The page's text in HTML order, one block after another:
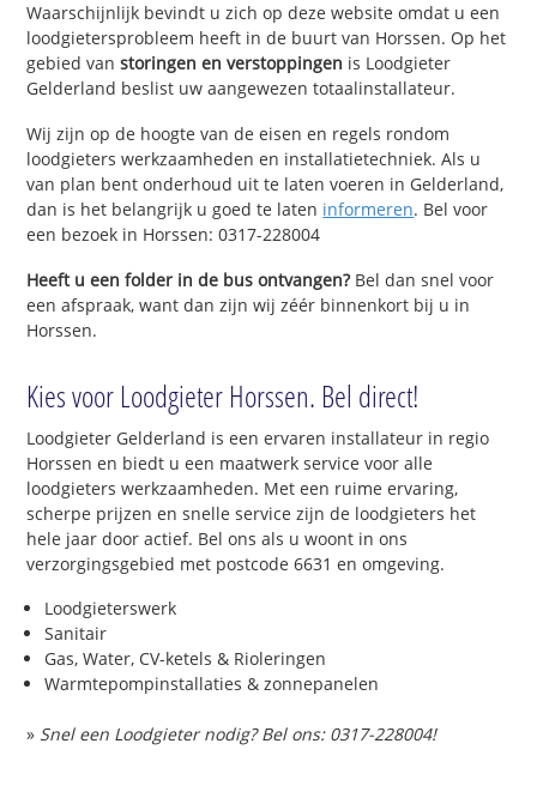
Waarschijnlijk bevindt u zich op deze website omdat u een
loodgietersprobleem heeft in de buurt van Horssen. Op het
gebied vanstoringen en verstoppingen is Loodgieter
Gelderland beslist uw aangewezen totaalinstallateur.
Wij zijn op de hoogte van de eisen en regels rondom
loodgieters werkzaamheden en installatietechniek. Als u
van plan bent onderhoud uit te laten voeren in Gelderland,
dan is het belangrijk u goed te laten informeren. Bel voor
een bezoek in Horssen: 0317-228004
Heeft u een folder in de bus ontvangen?Bel dan snel voor
een afspraak, want dan zijn wij zéér binnenkort bij u in
Horssen.
Kies voor Loodgieter Horssen. Bel direct!
Loodgieter Gelderland is een ervaren installateur in regio
Horssen en biedt u een maatwerk service voor alle
loodgieters werkzaamheden. Met een ruime ervaring,
scherpe prijzen en snelle service zijn de loodgieters het
hele jaar door actief. Bel ons als u woont in ons
verzorgingsgebied met postcode 6631 en omgeving.
Loodgieterswerk
Sanitair
Gas, Water, CV-ketels & Rioleringen
Warmtepompinstallaties & zonnepanelen
» Snel een Loodgieter nodig? Bel ons: 0317-228004!